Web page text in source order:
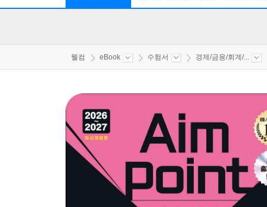
웰컴 eBook 수험서 경제/금융/회계/...